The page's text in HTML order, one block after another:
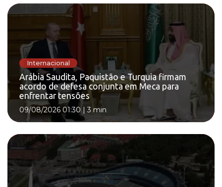
Internacional
Arábia Saudita, Paquistão e Turquia firmam
acordo de defesa conjunta em Meca para
enfrentar tensões
09/08/2026 01:30|3 min